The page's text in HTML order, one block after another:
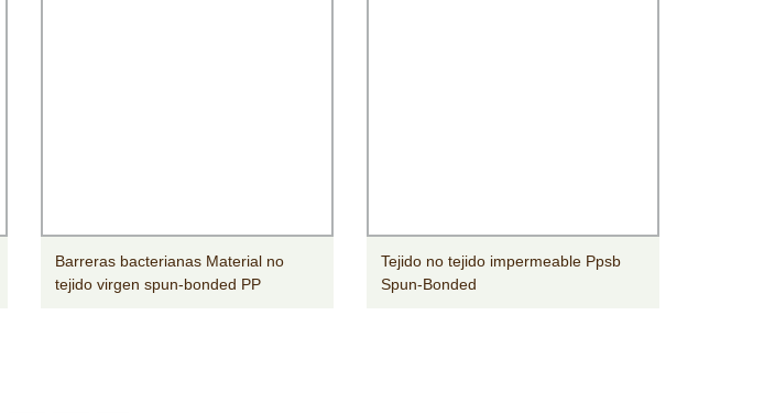
Barreras bacterianas Material no
tejido virgen spun-bonded PP
Tejido no tejido impermeable Ppsb
Spun-Bonded